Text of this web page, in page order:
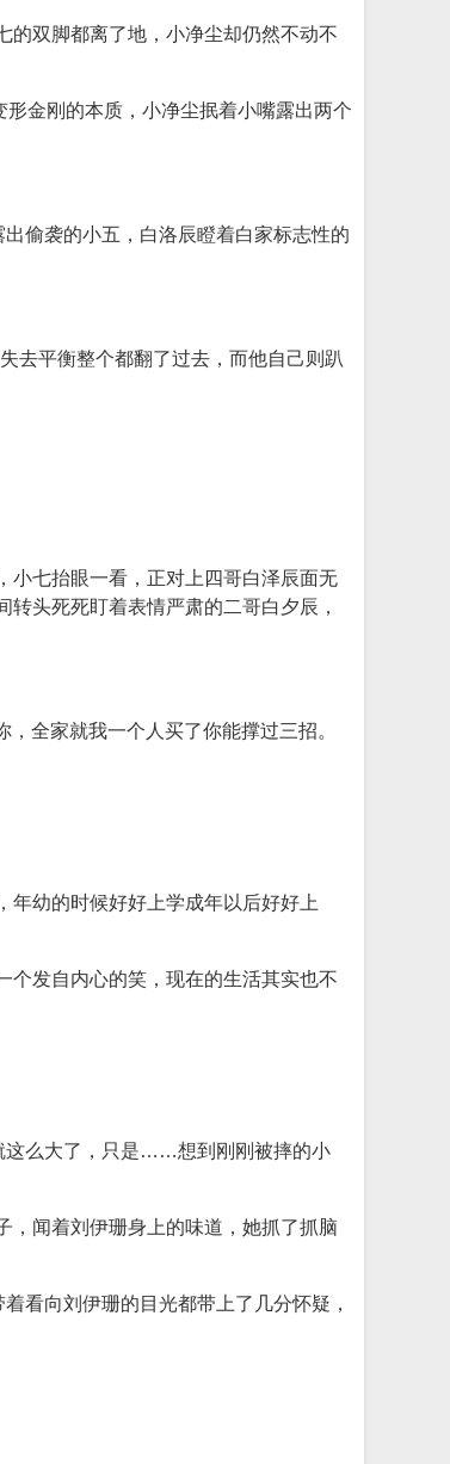
的双脚都离了地，小净尘却仍然不动不
金刚的本质，小净尘抿着小嘴露出两个
偷袭的小五，白洛辰瞪着白家标志性的
去平衡整个都翻了过去，而他自己则趴
小七抬眼一看，正对上四哥白泽辰面无
头死死盯着表情严肃的二哥白夕辰，
全家就我一个人买了你能撑过三招。
年幼的时候好好上学成年以后好好上
个发自内心的笑，现在的生活其实也不
这么大了，只是……想到刚刚被摔的小
，闻着刘伊珊身上的味道，她抓了抓脑
看向刘伊珊的目光都带上了几分怀疑，